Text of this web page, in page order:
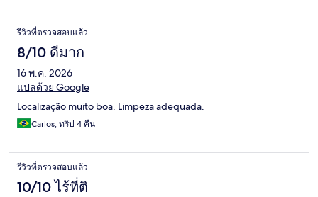
รีวิวที่ตรวจสอบแล้ว
8/10 ดีมาก
16 พ.ค. 2026
แปลด้วย Google
Localização muito boa. Limpeza adequada.
Carlos, ทริป 4 คืน
รีวิวที่ตรวจสอบแล้ว
10/10 ไร้ที่ติ